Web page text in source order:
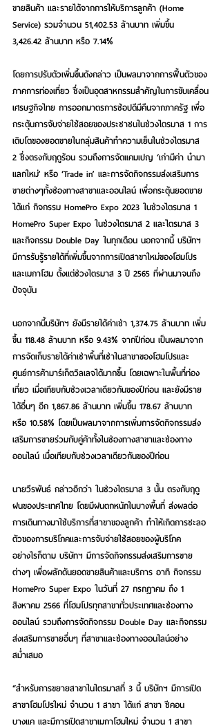
ขายสินค้า และรายได้จากการให้บริการลูกค้า (Home
Service) รวมจำนวน 51,402.53 ล้านบาท เพิ่มขึ้น
3,426.42 ล้านบาท หรือ 7.14%
โดยการปรับตัวเพิ่มขึ้นดังกล่าว เป็นผลมาจากการฟื้นตัวของ
ภาคการท่องเที่ยว ซึ่งเป็นอุตสาหกรรมสำคัญในการขับเคลื่อน
เศรษฐกิจไทย การออกมาตรการช้อปดีมีคืนจากภาครัฐ เพื่อ
กระตุ้นการจับจ่ายใช้สอยของประชาชนในช่วงไตรมาส 1 การ
เติบโตของยอดขายในกลุ่มสินค้าทำความเย็นในช่วงไตรมาส
2 ซึ่งตรงกับฤดูร้อน รวมถึงการจัดแคมเปญ ‘เก่ามีค่า นำมา
แลกใหม่’ หรือ ‘Trade in’ และการจัดกิจกรรมส่งเสริมการ
ขายต่างๆทั้งช่องทางสาขาและออนไลน์ เพื่อกระตุ้นยอดขาย
ได้แก่ กิจกรรม HomePro Expo 2023 ในช่วงไตรมาส 1
HomePro Super Expo ในช่วงไตรมาส 2 และไตรมาส 3
และกิจกรรม Double Day ในทุกเดือน นอกจากนี้ บริษัทฯ
มีการรับรู้รายได้ที่เพิ่มขึ้นจากการเปิดสาขาใหม่ของโฮมโปร
และเมกาโฮม ตั้งแต่ช่วงไตรมาส 3 ปี 2565 ที่ผ่านมาจนถึง
ปัจจุบัน
นอกจากนี้บริษัทฯ ยังมีรายได้ค่าเช่า 1,374.75 ล้านบาท เพิ่ม
ขึ้น 118.48 ล้านบาท หรือ 9.43% จากปีก่อน เป็นผลมาจาก
การจัดเก็บรายได้ค่าเช่าพื้นที่เช่าในสาขาของโฮมโปรและ
ศูนย์การค้ามาร์เก็ตวิลเลจได้มากขึ้น โดยเฉพาะในพื้นที่ท่อง
เที่ยว เมื่อเทียบกับช่วงเวลาเดียวกันของปีก่อน และยังมีราย
ได้อื่นๆ อีก 1,867.86 ล้านบาท เพิ่มขึ้น 178.67 ล้านบาท
หรือ 10.58% โดยเป็นผลมาจากการเพิ่มการจัดกิจกรรมส่ง
เสริมการขายร่วมกับคู่ค้าทั้งในช่องทางสาขาและช่องทาง
ออนไลน์ เมื่อเทียบกับช่วงเวลาเดียวกันของปีก่อน
นายวีรพันธ์ กล่าวอีกว่า ในช่วงไตรมาส 3 นั้น ตรงกับฤดู
ฝนของประเทศไทย โดยมีฝนตกหนักในบางพื้นที่ ส่งผลต่อ
การเดินทางมาใช้บริการที่สาขาของลูกค้า ทำให้เกิดการชะลอ
ตัวของการบริโภคและการจับจ่ายใช้สอยของผู้บริโภค
อย่างไรก็ตาม บริษัทฯ มีการจัดกิจกรรมส่งเสริมการขาย
ต่างๆ เพื่อผลักดันยอดขายสินค้าและบริการ อาทิ กิจกรรม
HomePro Super Expo ในวันที่ 27 กรกฎาคม ถึง 1
สิงหาคม 2566 ที่โฮมโปรทุกสาขาทั่วประเทศและช่องทาง
ออนไลน์ รวมถึงการจัดกิจกรรม Double Day และกิจกรรม
ส่งเสริมการขายอื่นๆ ที่สาขาและช่องทางออนไลน์อย่าง
สม่ำเสมอ
“สำหรับการขยายสาขาในไตรมาสที่ 3 นี้ บริษัทฯ มีการเปิด
สาขาโฮมโปรใหม่ จำนวน 1 สาขา ได้แก่ สาขา ซีคอน
บางแค และมีการเปิดสาขาเมกาโฮมใหม่ จำนวน 1 สาขา